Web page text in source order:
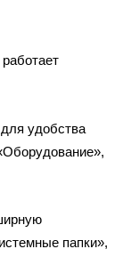
удобства
папки»,